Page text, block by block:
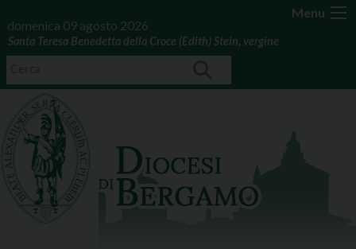
Menu
domenica 09 agosto 2026
Santa Teresa Benedetta della Croce (Edith) Stein, vergine